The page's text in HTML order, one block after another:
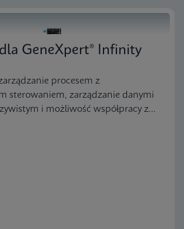
GeneXpert® Infinity
procesem z
sterowaniem, zarządzanie danymi
i możliwość współpracy z